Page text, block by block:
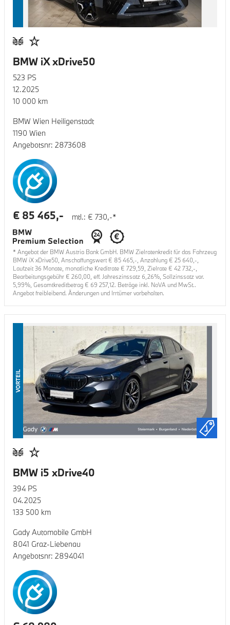
BMW iX xDrive50
523 PS
12.2025
10 000 km
BMW Wien Heiligenstadt
1190 Wien
Angebotsnr: 2873608
mtl.: € 730,-*
€ 85 465,-
* Angebot der BMW Austria Bank GmbH. BMW Zielratenkredit für das Fahrzeug
BMW iX xDrive50 , Anschaffungswert € 85 465 ,-, Anzahlung € 25 640 ,-,
Laufzeit36 Monate, monatliche Kreditrate € 729,59 , Zielrate € 42 732 ,-,
Bearbeitungsgebühr € 260,00 , eff. Jahreszinssatz 6,26%, Sollzinssatz var.
5,99%, Gesamtkreditbetrag € 69 257,12. Beträge inkl. NoVA und MwSt..
Angebot freibleibend. Änderungen und Irrtümer vorbehalten.
VORTEIL
BMW i5 xDrive40
394 PS
04.2025
133 500 km
Gady Automobile GmbH
8041 Graz-Liebenau
Angebotsnr: 2894041